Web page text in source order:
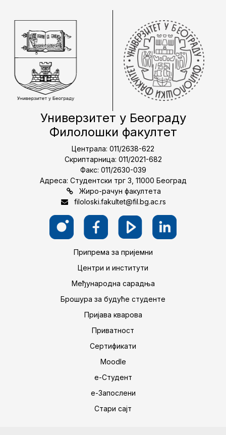
Универзитет у Београду
Филолошки факултет
Централа: 011/2638-622
Скриптарница: 011/2021-682
Факс: 011/2630-039
Адреса: Студентски трг 3, 11000 Београд
Жиро-рачун факултета
filoloski.fakultet@fil.bg.ac.rs
Припрема за пријемни
Центри и институти
Међународна сарадња
Брошура за будуће студенте
Пријава кварова
Приватност
Сертификати
Moodle
е-Студент
е-Запослени
Стари сајт